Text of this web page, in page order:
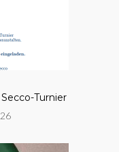
Turnier